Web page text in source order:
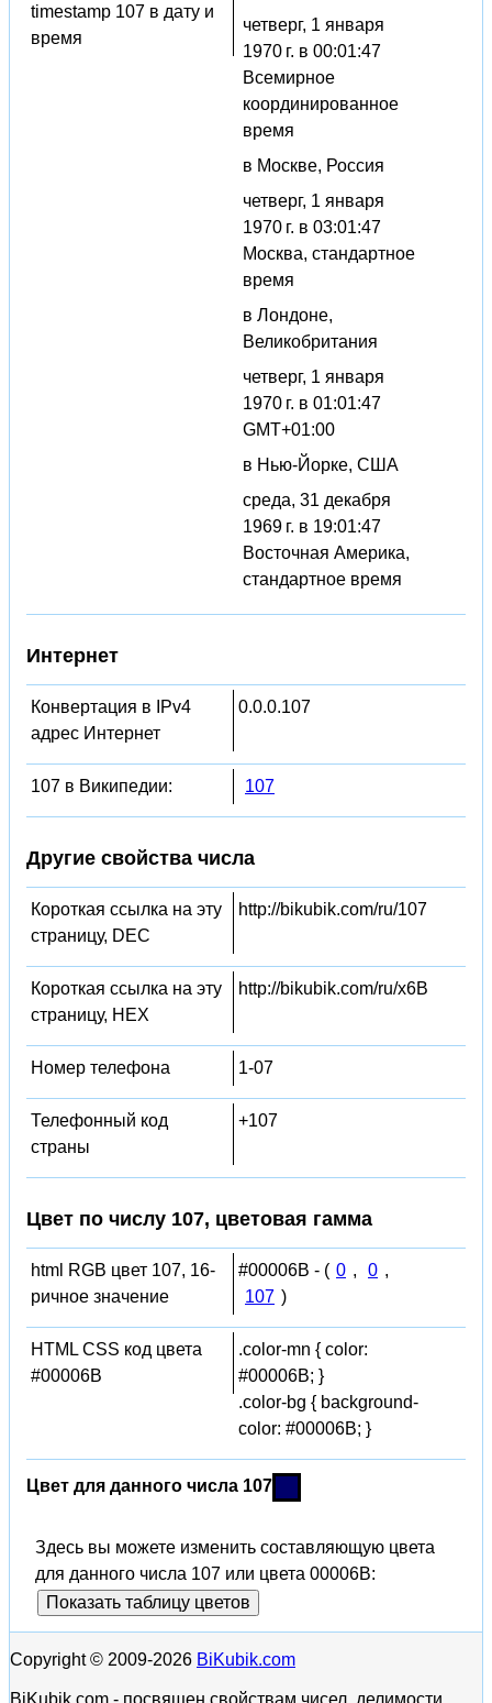
timestamp 107 в дату и
время
четверг, 1 января
1970 г. в 00:01:47
Всемирное
координированное
время
в Москве, Россия
четверг, 1 января
1970 г. в 03:01:47
Москва, стандартное
время
в Лондоне,
Великобритания
четверг, 1 января
1970 г. в 01:01:47
GMT+01:00
в Нью-Йорке, США
среда, 31 декабря
1969 г. в 19:01:47
Восточная Америка,
стандартное время
Интернет
Конвертация в IPv4
адрес Интернет
0.0.0.107
107 в Википедии: 107
Другие свойства числа
Короткая ссылка на эту
страницу, DEC
http://bikubik.com/ru/107
Короткая ссылка на эту
страницу, HEX
http://bikubik.com/ru/x6B
Номер телефона 1-07
Телефонный код
страны
+107
Цвет по числу 107, цветовая гамма
html RGB цвет 107, 16-
ричное значение
#00006B - ( 0 , 0 ,
107 )
HTML CSS код цвета
#00006B
.color-mn { color:
#00006B; }
.color-bg { background-
color: #00006B; }
Цвет для данного числа 107
Здесь вы можете изменить составляющую цвета
для данного числа 107 или цвета 00006B:
Показать таблицу цветов
Copyright © 2009-2026 BiKubik.com
BiKubik.com - посвящен свойствам чисел, делимости